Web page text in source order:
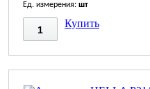
Ед. измерения: шт
Купить